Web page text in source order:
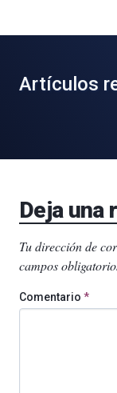
Artículos
Deja una
Tu dirección de
campos
Comentario *